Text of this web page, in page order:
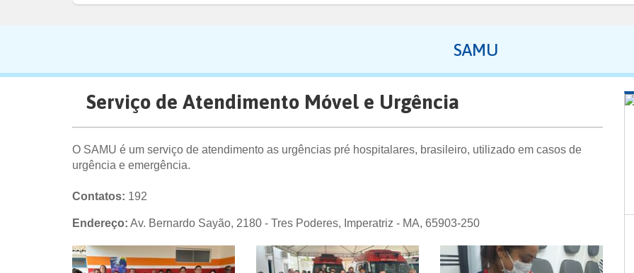
SAMU
Serviço de Atendimento Móvel e Urgência
O SAMU é um serviço de atendimento as urgências pré hospitalares, brasileiro, utilizado em casos de
urgência e emergência.
Contatos: 192
Endereço: Av. Bernardo Sayão, 2180 - Tres Poderes, Imperatriz - MA, 65903-250